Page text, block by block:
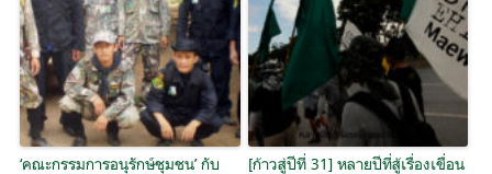
‘คณะกรรมการอนุรักษ์ชุมชน’ กับ
[ก้าวสู่ปีที่ 31] หลายปีที่สู้เรื่องเขื่อน